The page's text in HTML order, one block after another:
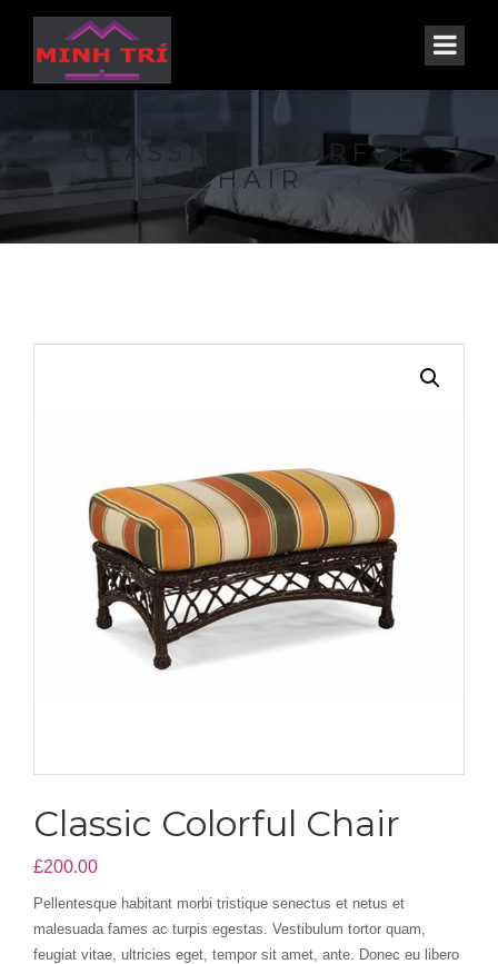
CLASSIC COLORFUL
CHAIR
Classic Colorful Chair
£200.00
Pellentesque habitant morbi tristique senectus et netus et
malesuada fames ac turpis egestas. Vestibulum tortor quam,
feugiat vitae, ultricies eget, tempor sit amet, ante. Donec eu libero